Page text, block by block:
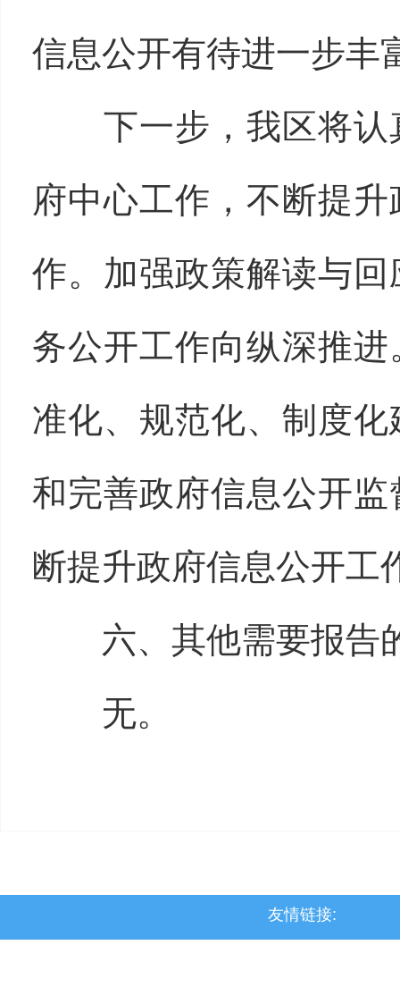
信息公开有待进一步
下一步，我区将认
府中心工作，不断提
作。加强政策解读与
务公开工作向纵深推
准化、规范化、制度
和完善政府信息公开
断提升政府信息公开
六、其他需要报告
无。
友情链接: